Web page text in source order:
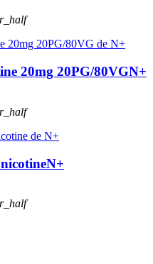
20mg 20PG/80VGN+
N+